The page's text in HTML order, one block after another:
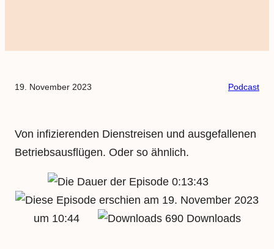
19. November 2023 Podcast
Von infizierenden Dienstreisen und ausgefallenen
Betriebsausflügen. Oder so ähnlich.
0:13:43
19. November 2023
um 10:44
690 Downloads